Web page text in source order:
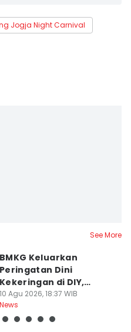
Jogja Night Carnival
See More
BMKG Keluarkan
Peringatan Dini
Kekeringan di DIY,
Kategori Awas
10 Agu 2026, 18:37 WIB
News